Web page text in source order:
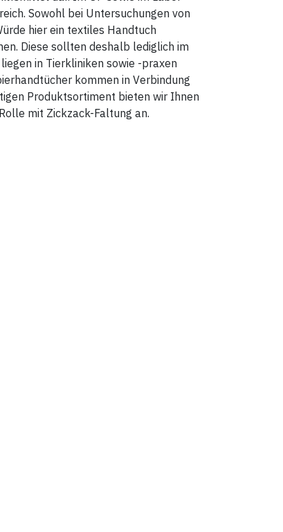
Sowohl bei Untersuchungen von
hier ein textiles Handtuch
Diese sollten deshalb lediglich im
in Tierkliniken sowie -praxen
kommen in Verbindung
Produktsortiment bieten wir Ihnen
mit Zickzack-Faltung an.